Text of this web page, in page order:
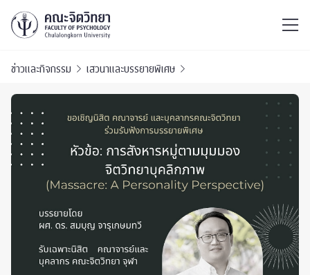
ข่าวและกิจกรรม เสวนาและบรรยายพิเศษ